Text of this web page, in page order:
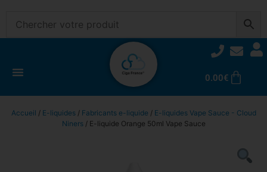
0.00€
Accueil / E-liquides/ Fabricants e-liquide / E-liquides Vape Sauce - Cloud
Niners/ E-liquide Orange 50ml Vape Sauce